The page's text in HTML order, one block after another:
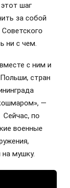
шаг
за собой
Советского
ни с чем.
с ним и
стран
—
по
военные
мушку.